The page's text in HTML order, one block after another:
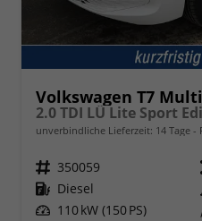
Volkswagen T7
2.0 TDI LÜ Lite Sport
unverbindliche Lieferzeit: 14 Tage
Fahrzeugnr. 350059
Kraftstoff Diesel
Leistung 110 kW (150 PS)